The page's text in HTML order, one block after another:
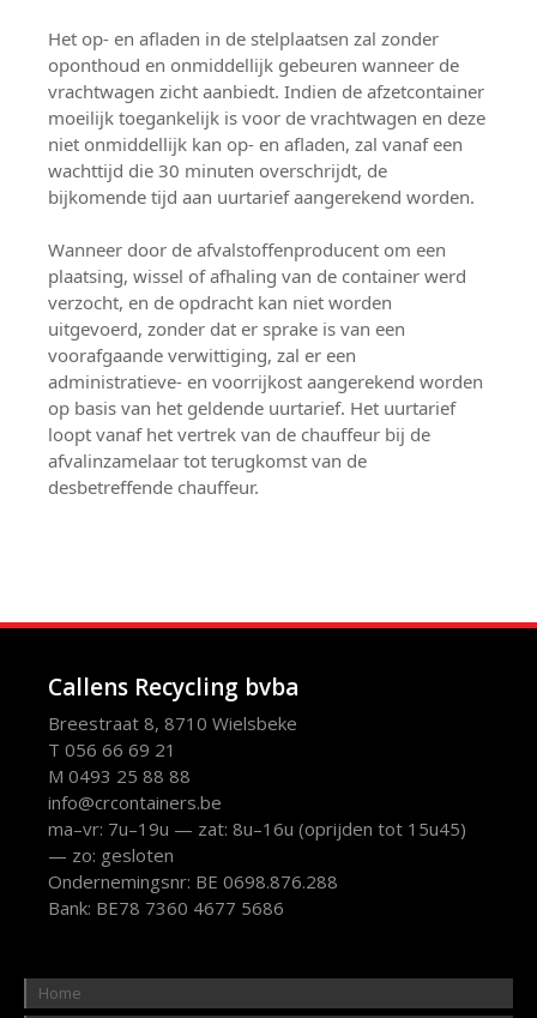
Het op- en afladen in de stelplaatsen zal zonder
oponthoud en onmiddellijk gebeuren wanneer de
vrachtwagen zicht aanbiedt. Indien de afzetcontainer
moeilijk toegankelijk is voor de vrachtwagen en deze
niet onmiddellijk kan op- en afladen, zal vanaf een
wachttijd die 30 minuten overschrijdt, de
bijkomende tijd aan uurtarief aangerekend worden.
Wanneer door de afvalstoffenproducent om een
plaatsing, wissel of afhaling van de container werd
verzocht, en de opdracht kan niet worden
uitgevoerd, zonder dat er sprake is van een
voorafgaande verwittiging, zal er een
administratieve- en voorrijkost aangerekend worden
op basis van het geldende uurtarief. Het uurtarief
loopt vanaf het vertrek van de chauffeur bij de
afvalinzamelaar tot terugkomst van de
desbetreffende chauffeur.
Callens Recycling bvba
Breestraat 8, 8710 Wielsbeke
T 056 66 69 21
M 0493 25 88 88
info@crcontainers.be
ma–vr: 7u–19u — zat: 8u–16u (oprijden tot 15u45)
— zo: gesloten
Ondernemingsnr: BE 0698.876.288
Bank: BE78 7360 4677 5686
Home